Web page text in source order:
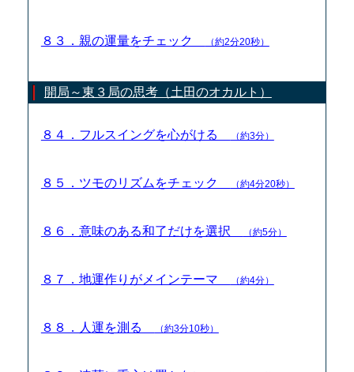
８３．親の運量をチェック （約2分20秒）
開局～東３局の思考（土田のオカルト）
８４．フルスイングを心がける （約3分）
８５．ツモのリズムをチェック （約4分20秒）
８６．意味のある和了だけを選択 （約5分）
８７．地運作りがメインテーマ （約4分）
８８．人運を測る （約3分10秒）